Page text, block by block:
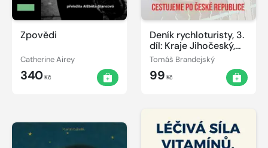
Zpovědi
Catherine Airey
340Kč
Deník rychloturisty, 3.
díl: Kraje Jihočeský,
Vysočina, Olomoucký
a Pardubický
Tomáš Brandejský
99 Kč